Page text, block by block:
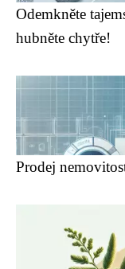
Odemkněte
hubněte chytře!
Prodej